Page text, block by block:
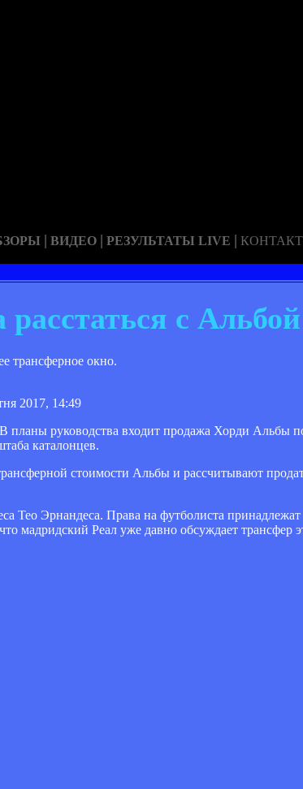
| ВИДЕО | РЕЗУЛЬТАТЫ LIVE |
расстаться с Альбой
трансферное окно.
2017, 14:49
планы руководства входит продажа Хорди Альбы
каталонцев.
стоимости Альбы и рассчитывают
Тео Эрнандеса. Права на футболиста принадлежат
мадридский Реал уже давно обсуждает трансфер